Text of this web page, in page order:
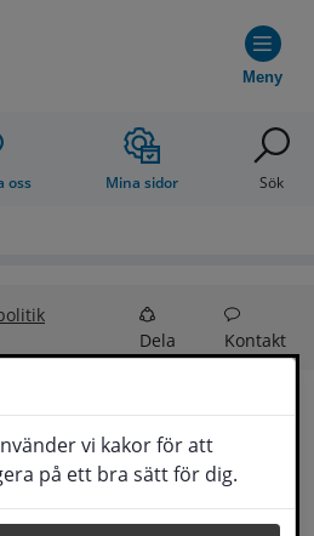
vi kakor för att
på ett bra sätt för dig.
Meny
oss Mina sidor Sök
Dela Kontakt